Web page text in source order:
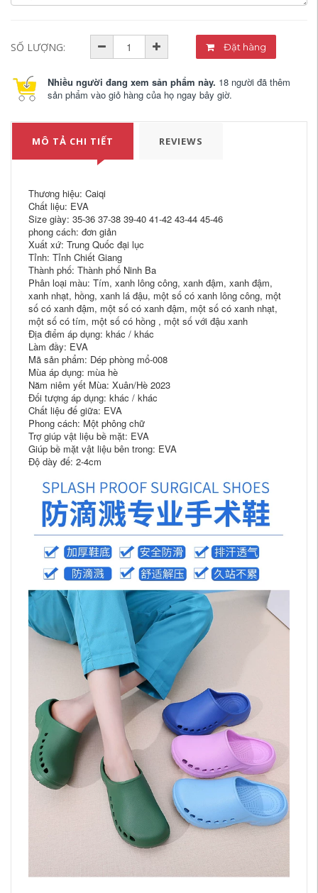
SỐ LƯỢNG: Đặt hàng
Nhiều người đang xem sản phẩm này. 18 người đã thêm
sản phẩm vào giỏ hàng của họ ngay bây giờ.
MÔ TẢ CHI TIẾT REVIEWS
Thương hiệu: Caiqi
Chất liệu: EVA
Size giày: 35-36 37-38 39-40 41-42 43-44 45-46
phong cách: đơn giản
Xuất xứ: Trung Quốc đại lục
Tỉnh: Tỉnh Chiết Giang
Thành phố: Thành phố Ninh Ba
Phân loại màu: Tím, xanh lông công, xanh đậm, xanh đậm,
xanh nhạt, hồng, xanh lá đậu, một số có xanh lông công, một
số có xanh đậm, một số có xanh đậm, một số có xanh nhạt,
một số có tím, một số có hồng , một số với đậu xanh
Địa điểm áp dụng: khác / khác
Làm đầy: EVA
Mã sản phẩm: Dép phòng mổ-008
Mùa áp dụng: mùa hè
Năm niêm yết Mùa: Xuân/Hè 2023
Đối tượng áp dụng: khác / khác
Chất liệu đế giữa: EVA
Phong cách: Một phông chữ
Trợ giúp vật liệu bề mặt: EVA
Giúp bề mặt vật liệu bên trong: EVA
Độ dày đế: 2-4cm